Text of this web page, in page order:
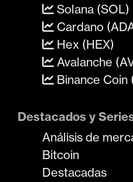
Solana (SOL)
Cardano
Hex (HEX)
Avalanche
Binance Coin
Destacados y
Análisis de
Bitcoin
Destacadas